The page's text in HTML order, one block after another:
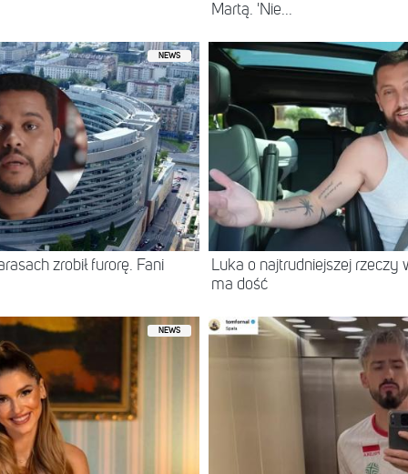
Martą. 'Nie...
NEWS
zrobił furorę. Fani
Luka o najtrudniejszej rzeczy
ma dość
NEWS